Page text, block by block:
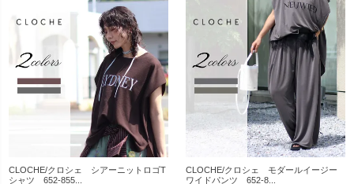
CLOCHE/クロシェ シアーニットロゴT
シャツ 652-855...
CLOCHE/クロシェ モダールイージー
ワイドパンツ 652-8...